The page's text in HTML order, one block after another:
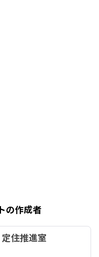
の作成者
住推進室